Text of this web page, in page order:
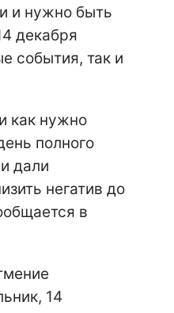
и нужно быть
декабря
события, так и
как нужно
полного
дали
негатив до
в
14